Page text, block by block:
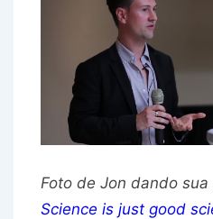
Foto de Jon dando sua
Science is just good